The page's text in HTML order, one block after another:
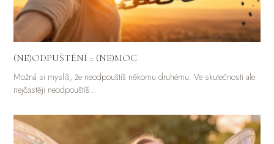
(NE)ODPUŠTĚNÍ = (NE)MOC
Možná si myslíš, že neodpouštíš někomu druhému. Ve skutečnosti ale
nejčastěji neodpouštíš…